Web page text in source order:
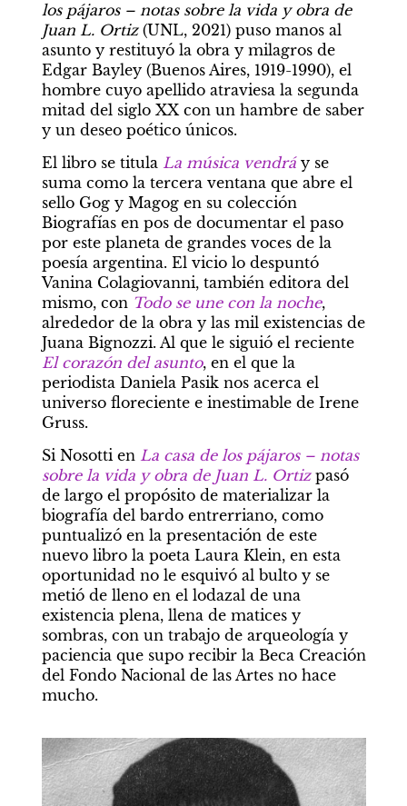
los pájaros – notas sobre la vida y obra de
Juan L. Ortiz (UNL, 2021) puso manos al
asunto y restituyó la obra y milagros de
Edgar Bayley (Buenos Aires, 1919-1990), el
hombre cuyo apellido atraviesa la segunda
mitad del siglo XX con un hambre de saber
y un deseo poético únicos.
El libro se titula La música vendrá y se
suma como la tercera ventana que abre el
sello Gog y Magog en su colección
Biografías en pos de documentar el paso
por este planeta de grandes voces de la
poesía argentina. El vicio lo despuntó
Vanina Colagiovanni, también editora del
mismo, con Todo se une con la noche,
alrededor de la obra y las mil existencias de
Juana Bignozzi. Al que le siguió el reciente
El corazón del asunto, en el que la
periodista Daniela Pasik nos acerca el
universo floreciente e inestimable de Irene
Gruss.
Si Nosotti en La casa de los pájaros – notas
sobre la vida y obra de Juan L. Ortiz pasó
de largo el propósito de materializar la
biografía del bardo entrerriano, como
puntualizó en la presentación de este
nuevo libro la poeta Laura Klein, en esta
oportunidad no le esquivó al bulto y se
metió de lleno en el lodazal de una
existencia plena, llena de matices y
sombras, con un trabajo de arqueología y
paciencia que supo recibir la Beca Creación
del Fondo Nacional de las Artes no hace
mucho.